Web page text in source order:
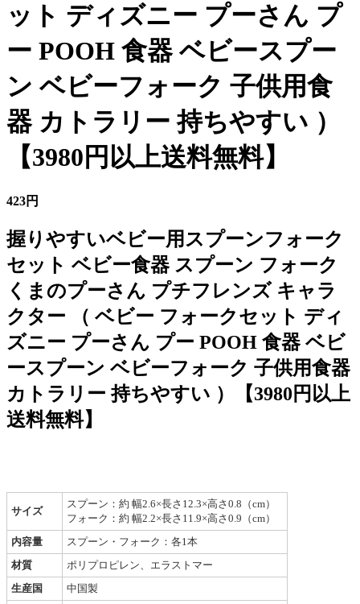
ット ディズニー プーさん プ
ー POOH 食器 ベビースプー
ン ベビーフォーク 子供用食
器 カトラリー 持ちやすい ）
【3980円以上送料無料】
423円
握りやすいベビー用スプーンフォーク
セット ベビー食器 スプーン フォーク
くまのプーさん プチフレンズ キャラ
クター （ ベビー フォークセット ディ
ズニー プーさん プー POOH 食器 ベビ
ースプーン ベビーフォーク 子供用食器
カトラリー 持ちやすい ）【3980円以上
送料無料】
サイズ
スプーン：約 幅2.6×長さ12.3×高さ0.8（cm）
フォーク：約 幅2.2×長さ11.9×高さ0.9（cm）
内容量
スプーン・フォーク：各1本
材質
ポリプロピレン、エラストマー
生産国
中国製